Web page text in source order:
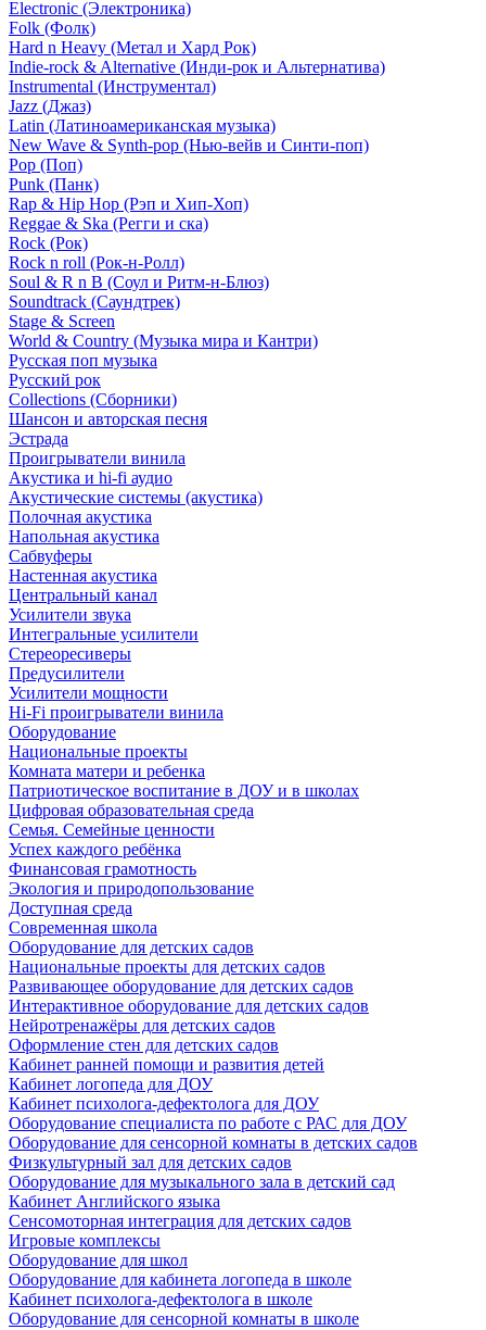
Electronic (Электроника)
Folk (Фолк)
Hard n Heavy (Метал и Хард Рок)
Indie-rock & Alternative (Инди-рок и Альтернатива)
Instrumental (Инструментал)
Jazz (Джаз)
Latin (Латиноамериканская музыка)
New Wave & Synth-pop (Нью-вейв и Синти-поп)
Pop (Поп)
Punk (Панк)
Rap & Hip Hop (Рэп и Хип-Хоп)
Reggae & Ska (Регги и ска)
Rock (Рок)
Rock n roll (Рок-н-Ролл)
Soul & R n B (Соул и Ритм-н-Блюз)
Soundtrack (Саундтрек)
Stage & Screen
World & Country (Музыка мира и Кантри)
Русская поп музыка
Русский рок
Сollections (Сборники)
Шансон и авторская песня
Эстрада
Проигрыватели винила
Акустика и hi-fi аудио
Акустические системы (акустика)
Полочная акустика
Напольная акустика
Сабвуферы
Настенная акустика
Центральный канал
Усилители звука
Интегральные усилители
Стереоресиверы
Предусилители
Усилители мощности
Hi-Fi проигрыватели винила
Оборудование
Национальные проекты
Комната матери и ребенка
Патриотическое воспитание в ДОУ и в школах
Цифровая образовательная среда
Семья. Семейные ценности
Успех каждого ребёнка
Финансовая грамотность
Экология и природопользование
Доступная среда
Современная школа
Оборудование для детских садов
Национальные проекты для детских садов
Развивающее оборудование для детских садов
Интерактивное оборудование для детских садов
Нейротренажёры для детских садов
Оформление стен для детских садов
Кабинет ранней помощи и развития детей
Кабинет логопеда для ДОУ
Кабинет психолога-дефектолога для ДОУ
Оборудование специалиста по работе с РАС для ДОУ
Оборудование для сенсорной комнаты в детских садов
Физкультурный зал для детских садов
Оборудование для музыкального зала в детский сад
Кабинет Английского языка
Сенсомоторная интеграция для детских садов
Игровые комплексы
Оборудование для школ
Оборудование для кабинета логопеда в школе
Кабинет психолога-дефектолога в школе
Оборудование для сенсорной комнаты в школе